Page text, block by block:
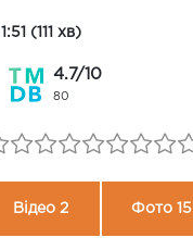
1:51 (111 хв)
4.7/10
80
Відео 2 Фото 15